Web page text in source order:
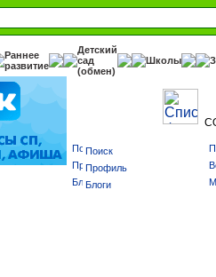
Раннее
развитие
Детский
сад
(обмен)
Школы
Поиск
Профиль
Блоги